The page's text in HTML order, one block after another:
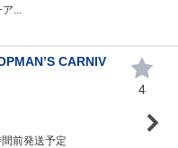
...
CARNIV
前発送予定
4